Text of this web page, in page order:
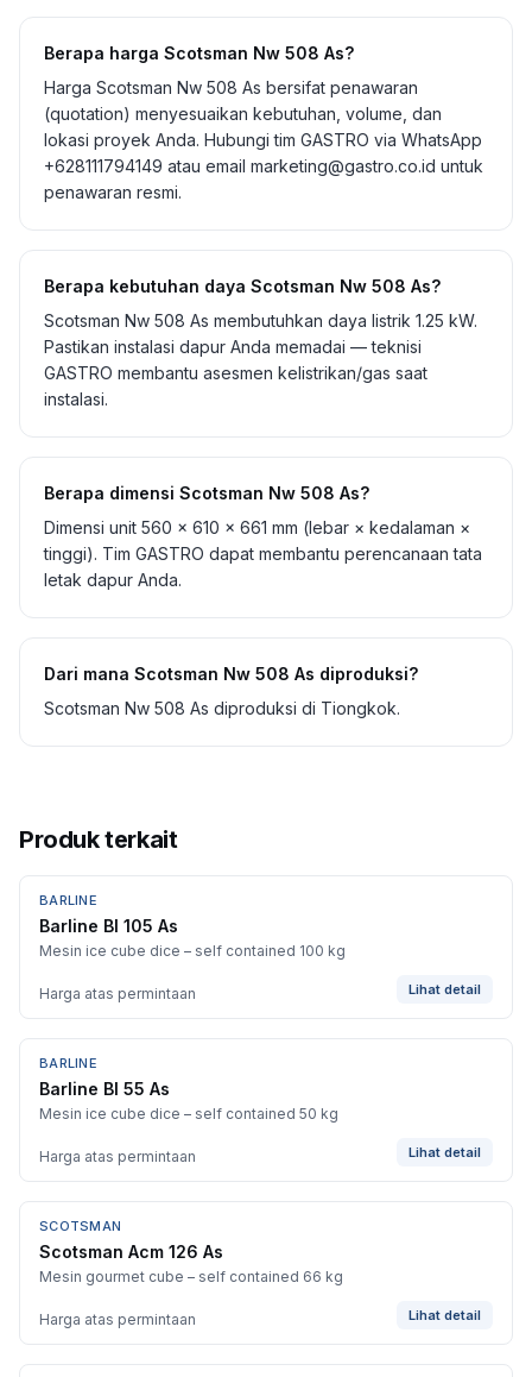
Berapa harga Scotsman Nw 508 As?
Harga Scotsman Nw 508 As bersifat penawaran
(quotation) menyesuaikan kebutuhan, volume, dan
lokasi proyek Anda. Hubungi tim GASTRO via WhatsApp
+628111794149 atau email marketing@gastro.co.id untuk
penawaran resmi.
Berapa kebutuhan daya Scotsman Nw 508 As?
Scotsman Nw 508 As membutuhkan daya listrik 1.25 kW.
Pastikan instalasi dapur Anda memadai — teknisi
GASTRO membantu asesmen kelistrikan/gas saat
instalasi.
Berapa dimensi Scotsman Nw 508 As?
Dimensi unit 560 × 610 × 661 mm (lebar × kedalaman ×
tinggi). Tim GASTRO dapat membantu perencanaan tata
letak dapur Anda.
Dari mana Scotsman Nw 508 As diproduksi?
Scotsman Nw 508 As diproduksi di Tiongkok.
Produk terkait
BARLINE
Barline Bl 105 As
Mesin ice cube dice – self contained 100 kg
Harga atas permintaan Lihat detail
BARLINE
Barline Bl 55 As
Mesin ice cube dice – self contained 50 kg
Harga atas permintaan Lihat detail
SCOTSMAN
Scotsman Acm 126 As
Mesin gourmet cube – self contained 66 kg
Harga atas permintaan Lihat detail